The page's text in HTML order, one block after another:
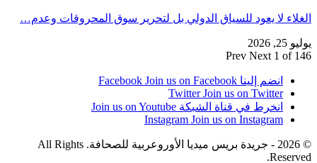
الغلاء لا يعود للسياق الدولي بل لتحرير سوق المحروقات وعدم…
يوليو 25, 2026
Prev Next 1 of 146
انضم إلينا Facebook Join us on Facebook
Twitter Join us on Twitter
انخرط في قناة الشبكة Join us on Youtube
Instagram Join us on Instagram
© 2026 - جريدة بريس ميديا الأوروعربية للصحافة. All Rights
Reserved.